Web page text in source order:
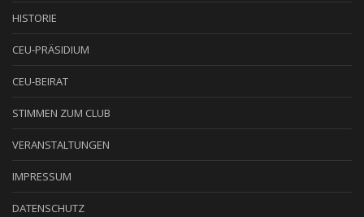
HISTORIE
CEU-PRÄSIDIUM
CEU-BEIRAT
STIMMEN ZUM CLUB
VERANSTALTUNGEN
IMPRESSUM
DATENSCHUTZ